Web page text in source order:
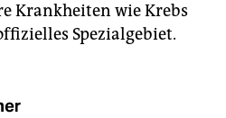
Krankheiten wie Krebs
Spezialgebiet.